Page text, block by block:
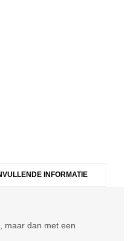
INFORMATIE
maar dan met een